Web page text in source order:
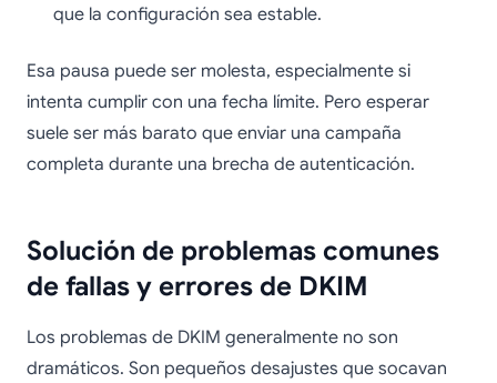
que la configuración sea estable.
Esa pausa puede ser molesta, especialmente si
intenta cumplir con una fecha límite. Pero esperar
suele ser más barato que enviar una campaña
completa durante una brecha de autenticación.
Solución de problemas comunes
de fallas y errores de DKIM
Los problemas de DKIM generalmente no son
dramáticos. Son pequeños desajustes que socavan